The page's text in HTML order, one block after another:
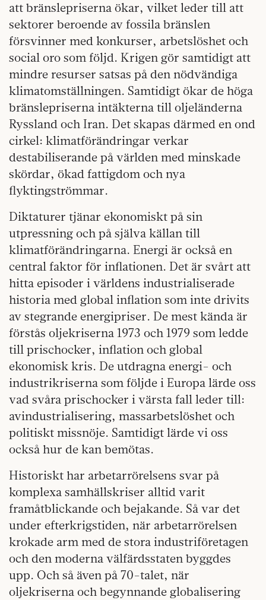
att bränslepriserna ökar, vilket leder till att
sektorer beroende av fossila bränslen
försvinner med konkurser, arbetslöshet och
social oro som följd. Krigen gör samtidigt att
mindre resurser satsas på den nödvändiga
klimatomställningen. Samtidigt ökar de höga
bränslepriserna intäkterna till oljeländerna
Ryssland och Iran. Det skapas därmed en ond
cirkel: klimatförändringar verkar
destabiliserande på världen med minskade
skördar, ökad fattigdom och nya
flyktingströmmar.
Diktaturer tjänar ekonomiskt på sin
utpressning och på själva källan till
klimatförändringarna. Energi är också en
central faktor för inflationen. Det är svårt att
hitta episoder i världens industrialiserade
historia med global inflation som inte drivits
av stegrande energipriser. De mest kända är
förstås oljekriserna 1973 och 1979 som ledde
till prischocker, inflation och global
ekonomisk kris. De utdragna energi- och
industrikriserna som följde i Europa lärde oss
vad svåra prischocker i värsta fall leder till:
avindustrialisering, massarbetslöshet och
politiskt missnöje. Samtidigt lärde vi oss
också hur de kan bemötas.
Historiskt har arbetarrörelsens svar på
komplexa samhällskriser alltid varit
framåtblickande och bejakande. Så var det
under efterkrigstiden, när arbetarrörelsen
krokade arm med de stora industriföretagen
och den moderna välfärdsstaten byggdes
upp. Och så även på 70-talet, när
oljekriserna och begynnande globalisering